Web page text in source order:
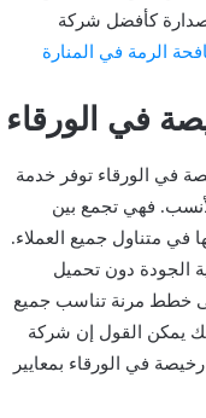
كأفضل شركة
الرمة في المنارة
في الورقاء
في الورقاء توفر خدمة
فهي تجمع بين
في متناول جميع العملاء.
الجودة دون تحميل
خطط مرنة تناسب جميع
يمكن القول إن شركة
في الورقاء بمعايير